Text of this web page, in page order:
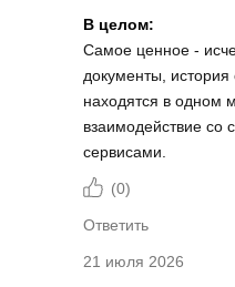
В целом:
Самое ценное -
документы,
находятся в одном
взаимодействие со
сервисами.
(0)
Ответить
21 июля 2026